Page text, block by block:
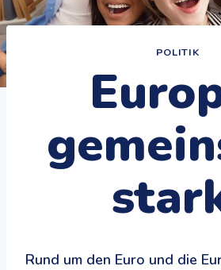
POLITIK
Rund um den Euro und die